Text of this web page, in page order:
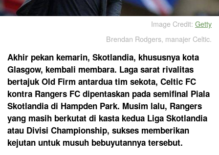
Image Credit: Getty
Brendan Rodgers, manajer Celtic.
Akhir pekan kemarin, Skotlandia, khususnya kota
Glasgow, kembali membara. Laga sarat rivalitas
bertajuk Old Firm antardua tim sekota, Celtic FC
kontra Rangers FC dipentaskan pada semifinal Piala
Skotlandia di Hampden Park. Musim lalu, Rangers
yang masih berkutat di kasta kedua Liga Skotlandia
atau Divisi Championship, sukses memberikan
kejutan untuk musuh bebuyutannya tersebut.